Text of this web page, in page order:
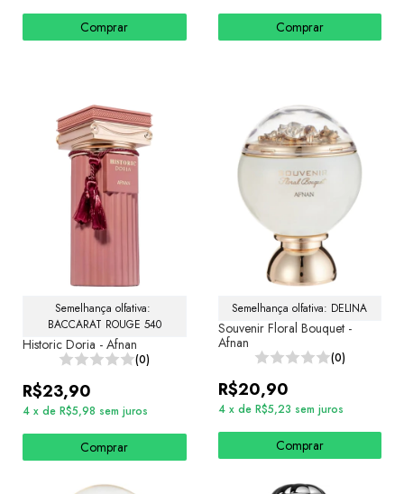
Comprar Comprar
Semelhança olfativa:
BACCARAT ROUGE 540
Historic Doria - Afnan
(0)
R$23,90
4 x de R$5,98 sem juros
Comprar
Semelhança olfativa: DELINA
Souvenir Floral Bouquet -
Afnan
(0)
R$20,90
4 x de R$5,23 sem juros
Comprar